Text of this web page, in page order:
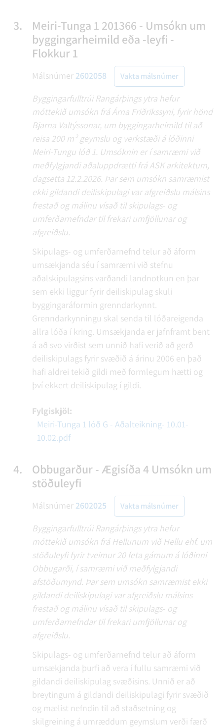
3.
Meiri-Tunga 1 201366 - Umsókn um
byggingarheimild eða -leyfi -
Flokkur 1
Málsnúmer 2602058 Vakta málsnúmer
Byggingarfulltrúi Rangárþings ytra hefur
móttekið umsókn frá Árna Friðrikssyni, fyrir hönd
Bjarna Valtýssonar, um byggingarheimild til að
reisa 200 m² geymslu og verkstæði á lóðinni
Meiri-Tungu lóð 1. Umsóknin er í samræmi við
meðfylgjandi aðaluppdrætti frá ASK arkitektum,
dagsetta 12.2.2026. Þar sem umsókn samræmist
ekki gildandi deiliskipulagi var afgreiðslu málsins
frestað og málinu vísað til skipulags- og
umferðarnefndar til frekari umfjöllunar og
afgreiðslu.
Skipulags- og umferðarnefnd telur að áform
umsækjanda séu í samræmi við stefnu
aðalskipulagsins varðandi landnotkun en þar
sem ekki liggur fyrir deiliskipulag skuli
byggingaráformin grenndarkynnt.
Grenndarkynningu skal senda til lóðareigenda
allra lóða í kring. Umsækjanda er jafnframt bent
á að svo virðist sem unnið hafi verið að gerð
deiliskipulags fyrir svæðið á árinu 2006 en það
hafi aldrei tekið gildi með formlegum hætti og
því ekkert deiliskipulag í gildi.
Fylgiskjöl:
Meiri-Tunga 1 lóð G - Aðalteikning- 10.01-
10.02.pdf
4.
Obbugarður - Ægisíða 4 Umsókn um
stöðuleyfi
Málsnúmer 2602025 Vakta málsnúmer
Byggingarfulltrúi Rangárþings ytra hefur
móttekið umsókn frá Hellunum við Hellu ehf. um
stöðuleyfi fyrir tveimur 20 feta gámum á lóðinni
Obbugarði, í samræmi við meðfylgjandi
afstöðumynd. Þar sem umsókn samræmist ekki
gildandi deiliskipulagi var afgreiðslu málsins
frestað og málinu vísað til skipulags- og
umferðarnefndar til frekari umfjöllunar og
afgreiðslu.
Skipulags- og umferðarnefnd telur að áform
umsækjanda þurfi að vera í fullu samræmi við
gildandi deiliskipulag svæðisins. Unnið er að
breytingum á gildandi deiliskipulagi fyrir svæðið
og mælist nefndin til að staðsetning og
skilgreining á umræddum geymslum verði færð